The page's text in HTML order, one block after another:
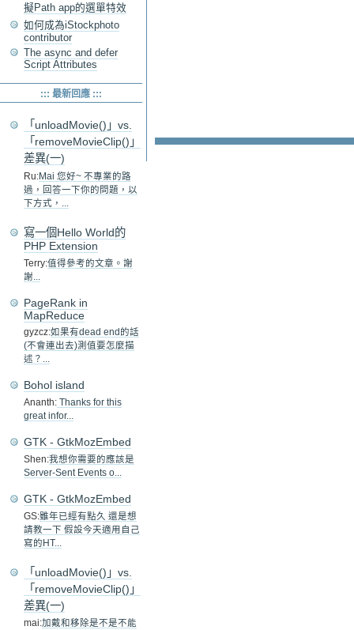
擬Path app的選單特效
如何成為iStockphoto
contributor
The async and defer
Script Attributes
::: 最新回應 :::
「unloadMovie()」vs.
「removeMovieClip()」
差異(一)
Ru:Mai 您好~ 不專業的路
過，回答一下你的問題，以
下方式，...
寫一個Hello World的
PHP Extension
Terry:值得參考的文章。謝
謝...
PageRank in
MapReduce
gyzcz:如果有dead end的話
(不會連出去)測值要怎麼描
述？...
Bohol island
Ananth: Thanks for this
great infor...
GTK - GtkMozEmbed
Shen:我想你需要的應該是
Server-Sent Events o...
GTK - GtkMozEmbed
GS:雖年已經有點久 還是想
請教一下 假設今天適用自己
寫的HT...
「unloadMovie()」vs.
「removeMovieClip()」
差異(一)
mai:加戴和移除是不是不能